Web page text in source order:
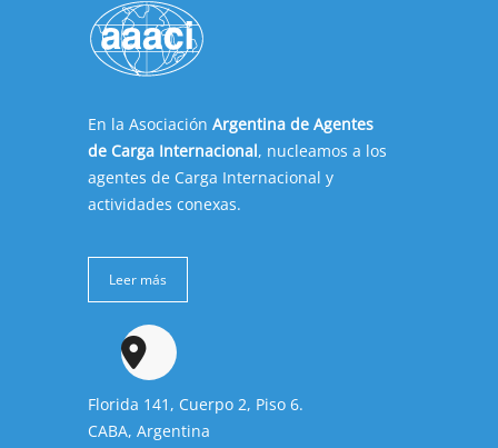
En la Asociación Argentina de Agentes
de Carga Internacional, nucleamos a los
agentes de Carga Internacional y
actividades conexas.
Leer más
Florida 141, Cuerpo 2, Piso 6.
CABA, Argentina